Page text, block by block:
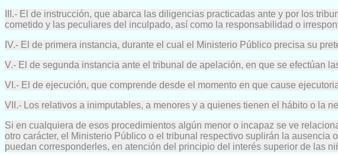
III.- El de instrucción, que abarca las diligencias practicadas ante y por los
cometido y las peculiares del inculpado, así como la responsabilidad o
IV.- El de primera instancia, durante el cual el Ministerio Público precisa su
V.- El de segunda instancia ante el tribunal de apelación, en que se efectúan
VI.- El de ejecución, que comprende desde el momento en que cause
VII.- Los relativos a inimputables, a menores y a quienes tienen el hábito o la
Si en cualquiera de esos procedimientos algún menor o incapaz se ve
otro carácter, el Ministerio Público o el tribunal respectivo suplirán la
puedan corresponderles, en atención del principio del interés superior de las